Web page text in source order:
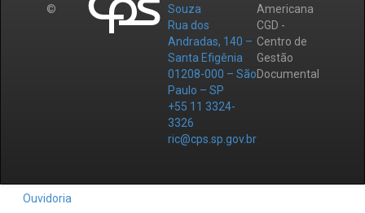
©
Souza
Rua dos
Andradas, 140 –
Santa Efigênia
01208-000 – São
Paulo – SP
+55 11 3324-
3326
ric@cps.sp.gov.br
Americana
CGD -
Centro de
Gestão
Documental
Ouvidoria